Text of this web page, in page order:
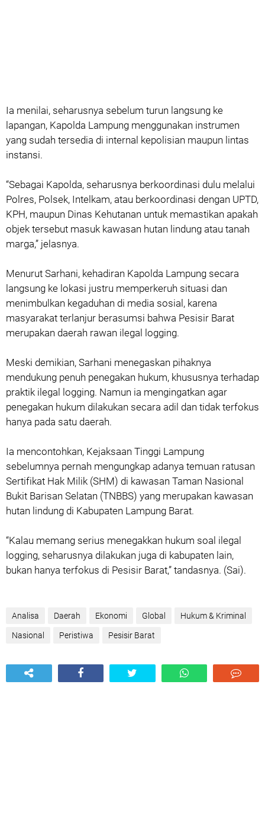
‎Ia menilai, seharusnya sebelum turun langsung ke
lapangan, Kapolda Lampung menggunakan instrumen
yang sudah tersedia di internal kepolisian maupun lintas
instansi.
‎“Sebagai Kapolda, seharusnya berkoordinasi dulu melalui
Polres, Polsek, Intelkam, atau berkoordinasi dengan UPTD,
KPH, maupun Dinas Kehutanan untuk memastikan apakah
objek tersebut masuk kawasan hutan lindung atau tanah
marga,” jelasnya.
‎Menurut Sarhani, kehadiran Kapolda Lampung secara
langsung ke lokasi justru memperkeruh situasi dan
menimbulkan kegaduhan di media sosial, karena
masyarakat terlanjur berasumsi bahwa Pesisir Barat
merupakan daerah rawan ilegal logging.
‎Meski demikian, Sarhani menegaskan pihaknya
mendukung penuh penegakan hukum, khususnya terhadap
praktik ilegal logging. Namun ia mengingatkan agar
penegakan hukum dilakukan secara adil dan tidak terfokus
hanya pada satu daerah.
‎Ia mencontohkan, Kejaksaan Tinggi Lampung
sebelumnya pernah mengungkap adanya temuan ratusan
Sertifikat Hak Milik (SHM) di kawasan Taman Nasional
Bukit Barisan Selatan (TNBBS) yang merupakan kawasan
hutan lindung di Kabupaten Lampung Barat.
‎“Kalau memang serius menegakkan hukum soal ilegal
logging, seharusnya dilakukan juga di kabupaten lain,
bukan hanya terfokus di Pesisir Barat,” tandasnya. (Sai).
Analisa Daerah Ekonomi Global Hukum & Kriminal
Nasional Peristiwa Pesisir Barat